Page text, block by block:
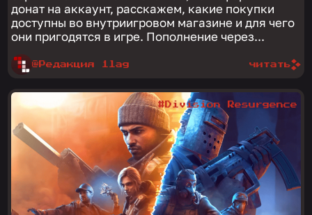
донат на аккаунт, расскажем, какие покупки
доступны во внутриигровом магазине и для чего
они пригодятся в игре. Пополнение через...
@Редакция 1lag читать
#Division Resurgence